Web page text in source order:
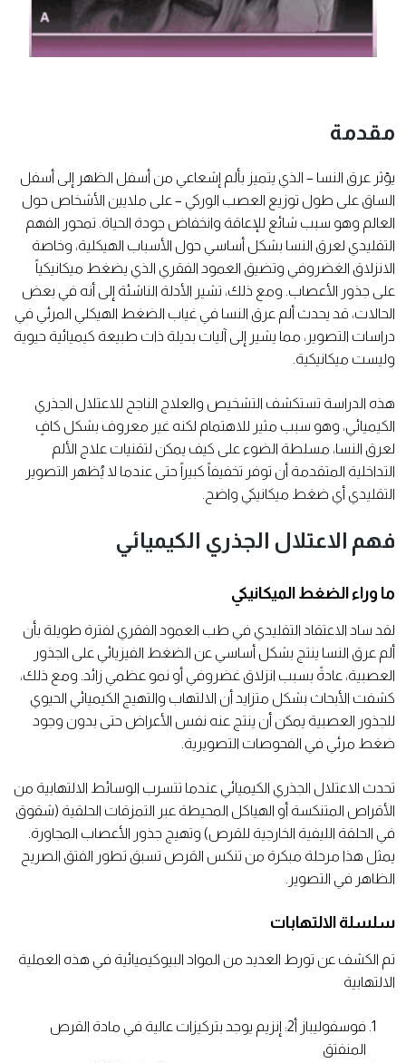
مقدمة
يؤثر عرق النسا – الذي يتميز بألم إشعاعي من أسفل الظهر إلى أسفل
الساق على طول توزيع العصب الوركي – على ملايين الأشخاص حول
العالم وهو سبب شائع للإعاقة وانخفاض جودة الحياة. تمحور الفهم
التقليدي لعرق النسا بشكل أساسي حول الأسباب الهيكلية، وخاصة
الانزلاق الغضروفي وتضيق العمود الفقري الذي يضغط ميكانيكياً
على جذور الأعصاب. ومع ذلك، تشير الأدلة الناشئة إلى أنه في بعض
الحالات، قد يحدث ألم عرق النسا في غياب الضغط الهيكلي المرئي في
دراسات التصوير، مما يشير إلى آليات بديلة ذات طبيعة كيميائية حيوية
وليست ميكانيكية.
هذه الدراسة تستكشف التشخيص والعلاج الناجح للاعتلال الجذري
الكيميائي، وهو سبب مثير للاهتمام لكنه غير معروف بشكل كافٍ
لعرق النسا، مسلطة الضوء على كيف يمكن لتقنيات علاج الألم
التداخلية المتقدمة أن توفر تخفيفاً كبيراً حتى عندما لا يُظهر التصوير
التقليدي أي ضغط ميكانيكي واضح.
فهم الاعتلال الجذري الكيميائي
ما وراء الضغط الميكانيكي
لقد ساد الاعتقاد التقليدي في طب العمود الفقري لفترة طويلة بأن
ألم عرق النسا ينتج بشكل أساسي عن الضغط الفيزيائي على الجذور
العصبية، عادةً بسبب انزلاق غضروفي أو نمو عظمي زائد. ومع ذلك،
كشفت الأبحاث بشكل متزايد أن الالتهاب والتهيج الكيميائي الحيوي
للجذور العصبية يمكن أن ينتج عنه نفس الأعراض حتى بدون وجود
ضغط مرئي في الفحوصات التصويرية.
تحدث الاعتلال الجذري الكيميائي عندما تتسرب الوسائط الالتهابية من
الأقراص المتنكسة أو الهياكل المحيطة عبر التمزقات الحلقية (شقوق
في الحلقة الليفية الخارجية للقرص) وتهيج جذور الأعصاب المجاورة.
يمثل هذا مرحلة مبكرة من تنكس القرص تسبق تطور الفتق الصريح
الظاهر في التصوير.
سلسلة الالتهابات
تم الكشف عن تورط العديد من المواد البيوكيميائية في هذه العملية
الالتهابية
فوسفوليباز أ2: إنزيم يوجد بتركيزات عالية في مادة القرص
المنفتق